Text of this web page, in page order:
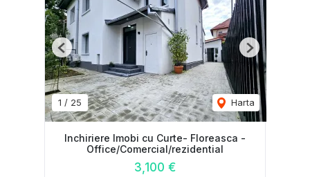
1 / 25 Harta
Previous Next
Inchiriere Imobi cu Curte- Floreasca -
Office/Comercial/rezidential
3,100 €